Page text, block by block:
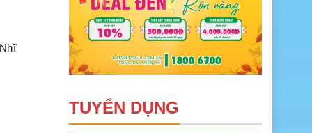
TUYỂN DỤNG